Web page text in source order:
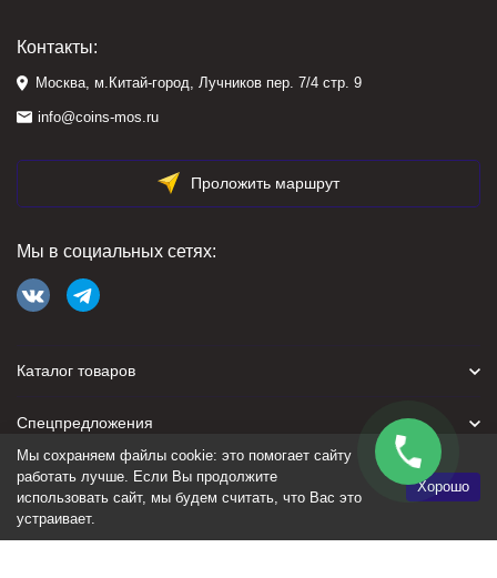
Контакты:
Москва, м.Китай-город, Лучников пер. 7/4 стр. 9
info@coins-mos.ru
Проложить маршрут
Мы в социальных сетях:
Каталог товаров
Спецпредложения
Для покупателя
Политика персональных данных
Мы сохраняем файлы cookie: это помогает сайту
работать лучше. Если Вы продолжите
использовать сайт, мы будем считать, что Вас это
устраивает.
Хорошо